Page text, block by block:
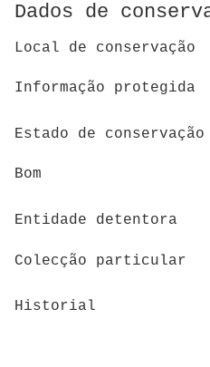
Dados de
Local de conservação
Informação protegida
Estado de conservação
Bom
Entidade detentora
Colecção particular
Historial